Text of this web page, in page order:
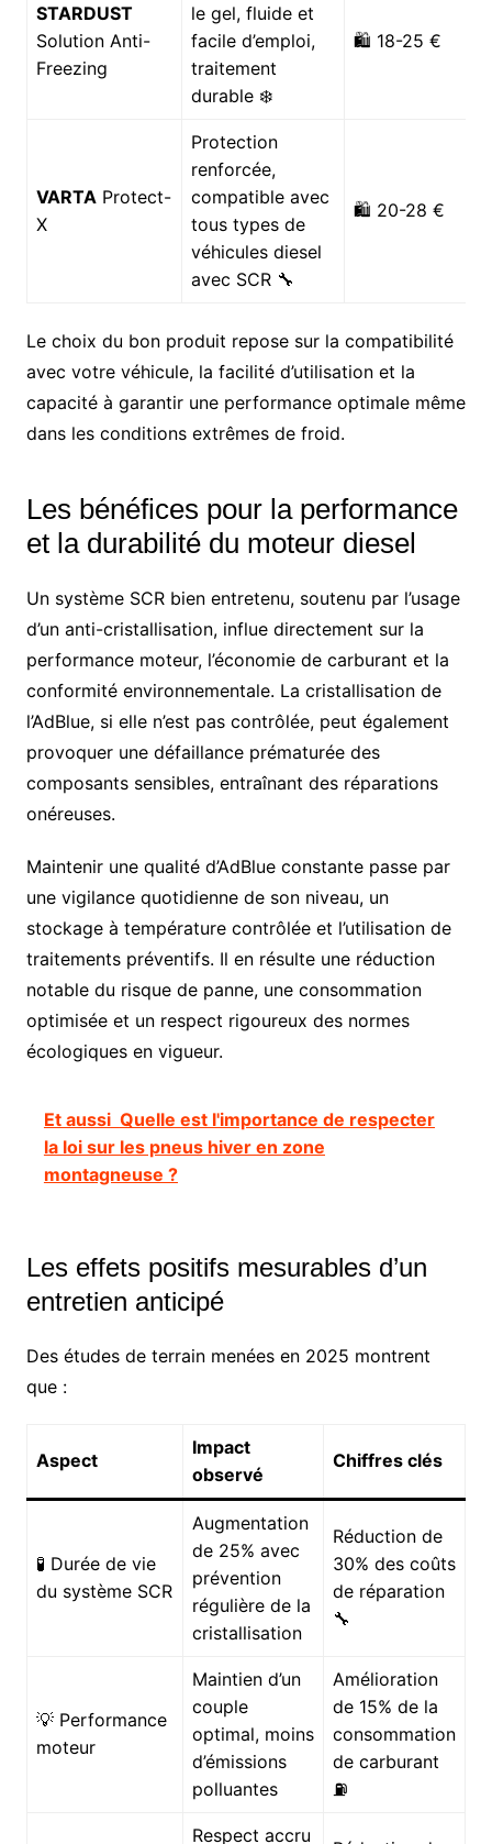
STARDUST
Solution Anti-
Freezing
le gel, fluide et
facile d’emploi,
traitement
durable ❄️
🛍️ 18-25 €
VARTA Protect-
X
Protection
renforcée,
compatible avec
tous types de
véhicules diesel
avec SCR 🔧
🛍️ 20-28 €
Le choix du bon produit repose sur la compatibilité
avec votre véhicule, la facilité d’utilisation et la
capacité à garantir une performance optimale même
dans les conditions extrêmes de froid.
Les bénéfices pour la performance
et la durabilité du moteur diesel
Un système SCR bien entretenu, soutenu par l’usage
d’un anti-cristallisation, influe directement sur la
performance moteur, l’économie de carburant et la
conformité environnementale. La cristallisation de
l’AdBlue, si elle n’est pas contrôlée, peut également
provoquer une défaillance prématurée des
composants sensibles, entraînant des réparations
onéreuses.
Maintenir une qualité d’AdBlue constante passe par
une vigilance quotidienne de son niveau, un
stockage à température contrôlée et l’utilisation de
traitements préventifs. Il en résulte une réduction
notable du risque de panne, une consommation
optimisée et un respect rigoureux des normes
écologiques en vigueur.
Et aussi Quelle est l'importance de respecter
la loi sur les pneus hiver en zone
montagneuse ?
Les effets positifs mesurables d’un
entretien anticipé
Des études de terrain menées en 2025 montrent
que :
Aspect
Impact
observé
Chiffres clés
🧪 Durée de vie
du système SCR
Augmentation
de 25% avec
prévention
régulière de la
cristallisation
Réduction de
30% des coûts
de réparation
🔧
💡 Performance
moteur
Maintien d’un
couple
optimal, moins
d’émissions
polluantes
Amélioration
de 15% de la
consommation
de carburant
⛽
Respect accru